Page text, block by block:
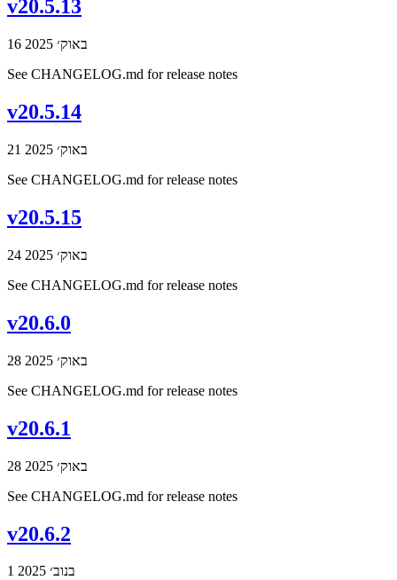
v20.5.13
16 באוק׳ 2025
See CHANGELOG.md for release notes
v20.5.14
21 באוק׳ 2025
See CHANGELOG.md for release notes
v20.5.15
24 באוק׳ 2025
See CHANGELOG.md for release notes
v20.6.0
28 באוק׳ 2025
See CHANGELOG.md for release notes
v20.6.1
28 באוק׳ 2025
See CHANGELOG.md for release notes
v20.6.2
1 בנוב׳ 2025